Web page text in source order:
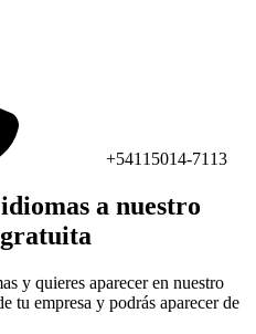
+54115014-7113
a nuestro
y quieres aparecer en nuestro
tu empresa y podrás aparecer de